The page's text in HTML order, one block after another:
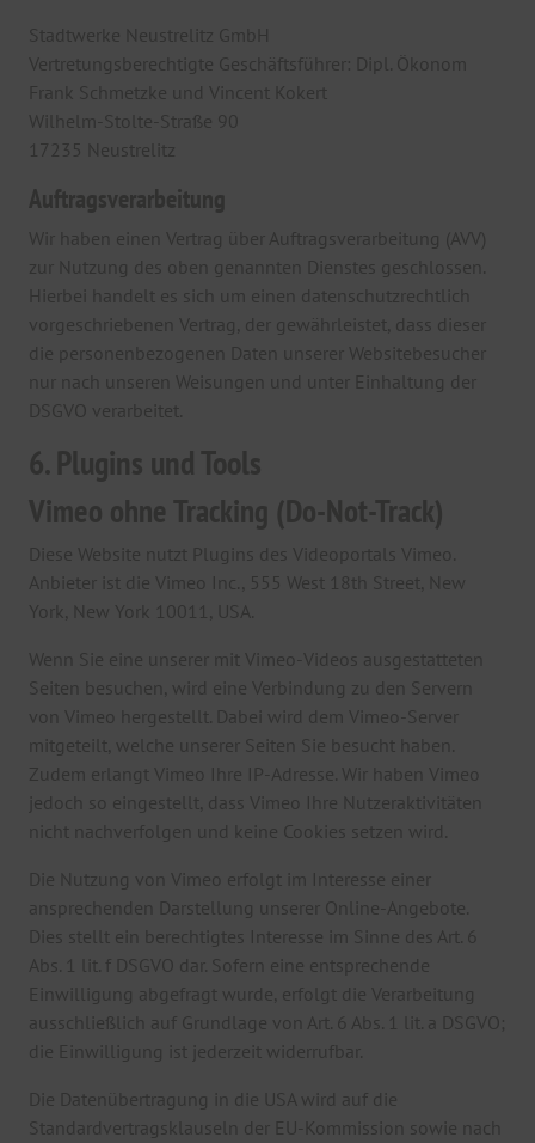
Stadtwerke Neustrelitz GmbH
Vertretungsberechtigte Geschäftsführer: Dipl. Ökonom
Frank Schmetzke und Vincent Kokert
Wilhelm-Stolte-Straße 90
17235 Neustrelitz
Auftragsverarbeitung
Wir haben einen Vertrag über Auftragsverarbeitung (AVV)
zur Nutzung des oben genannten Dienstes geschlossen.
Hierbei handelt es sich um einen datenschutzrechtlich
vorgeschriebenen Vertrag, der gewährleistet, dass dieser
die personenbezogenen Daten unserer Websitebesucher
nur nach unseren Weisungen und unter Einhaltung der
DSGVO verarbeitet.
6. Plugins und Tools
Vimeo ohne Tracking (Do-Not-Track)
Diese Website nutzt Plugins des Videoportals Vimeo.
Anbieter ist die Vimeo Inc., 555 West 18th Street, New
York, New York 10011, USA.
Wenn Sie eine unserer mit Vimeo-Videos ausgestatteten
Seiten besuchen, wird eine Verbindung zu den Servern
von Vimeo hergestellt. Dabei wird dem Vimeo-Server
mitgeteilt, welche unserer Seiten Sie besucht haben.
Zudem erlangt Vimeo Ihre IP-Adresse. Wir haben Vimeo
jedoch so eingestellt, dass Vimeo Ihre Nutzeraktivitäten
nicht nachverfolgen und keine Cookies setzen wird.
Die Nutzung von Vimeo erfolgt im Interesse einer
ansprechenden Darstellung unserer Online-Angebote.
Dies stellt ein berechtigtes Interesse im Sinne des Art. 6
Abs. 1 lit. f DSGVO dar. Sofern eine entsprechende
Einwilligung abgefragt wurde, erfolgt die Verarbeitung
ausschließlich auf Grundlage von Art. 6 Abs. 1 lit. a DSGVO;
die Einwilligung ist jederzeit widerrufbar.
Die Datenübertragung in die USA wird auf die
Standardvertragsklauseln der EU-Kommission sowie nach